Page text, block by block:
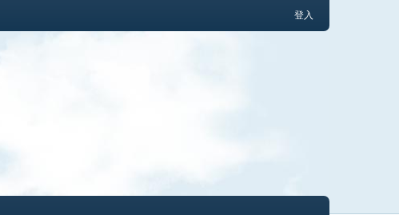
登入